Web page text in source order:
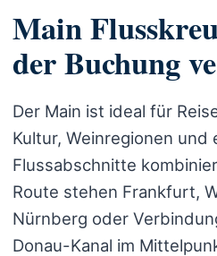
Main
der Buchung
Der Main ist ideal für
Kultur, Weinregionen und
Flussabschnitte
Route stehen Frankfurt,
Nürnberg oder
Donau-Kanal im